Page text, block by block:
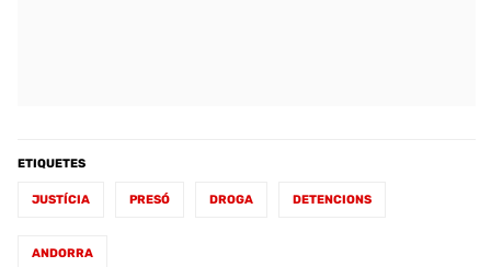
ETIQUETES
JUSTÍCIA PRESÓ DROGA DETENCIONS
ANDORRA